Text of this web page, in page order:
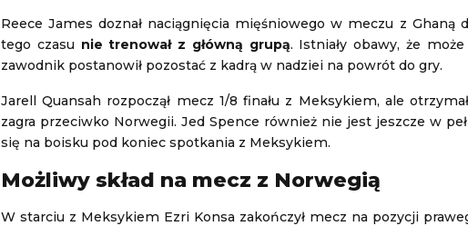
Reece James doznał naciągnięcia mięśniowego w meczu z Ghaną
tego czasu nie trenował z główną grupą. Istniały obawy, że
zawodnik postanowił pozostać z kadrą w nadziei na powrót do gry.
Jarell Quansah rozpoczął mecz 1/8 finału z Meksykiem, ale
zagra przeciwko Norwegii. Jed Spence również nie jest jeszcze w
się na boisku pod koniec spotkania z Meksykiem.
Możliwy skład na mecz z Norwegią
W starciu z Meksykiem Ezri Konsa zakończył mecz na pozycji